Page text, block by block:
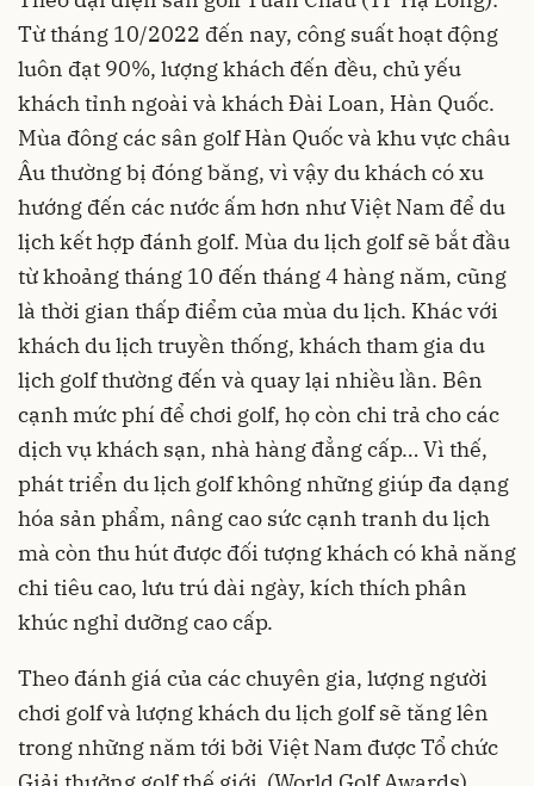
Từ tháng 10/2022 đến nay, công suất hoạt động
luôn đạt 90%, lượng khách đến đều, chủ yếu
khách tỉnh ngoài và khách Đài Loan, Hàn Quốc.
Mùa đông các sân golf Hàn Quốc và khu vực châu
Âu thường bị đóng băng, vì vậy du khách có xu
hướng đến các nước ấm hơn như Việt Nam để du
lịch kết hợp đánh golf. Mùa du lịch golf sẽ bắt đầu
từ khoảng tháng 10 đến tháng 4 hàng năm, cũng
là thời gian thấp điểm của mùa du lịch. Khác với
khách du lịch truyền thống, khách tham gia du
lịch golf thường đến và quay lại nhiều lần. Bên
cạnh mức phí để chơi golf, họ còn chi trả cho các
dịch vụ khách sạn, nhà hàng đẳng cấp… Vì thế,
phát triển du lịch golf không những giúp đa dạng
hóa sản phẩm, nâng cao sức cạnh tranh du lịch
mà còn thu hút được đối tượng khách có khả năng
chi tiêu cao, lưu trú dài ngày, kích thích phân
khúc nghỉ dưỡng cao cấp.
Theo đánh giá của các chuyên gia, lượng người
chơi golf và lượng khách du lịch golf sẽ tăng lên
trong những năm tới bởi Việt Nam được Tổ chức